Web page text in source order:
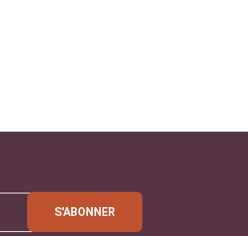
S'ABONNER